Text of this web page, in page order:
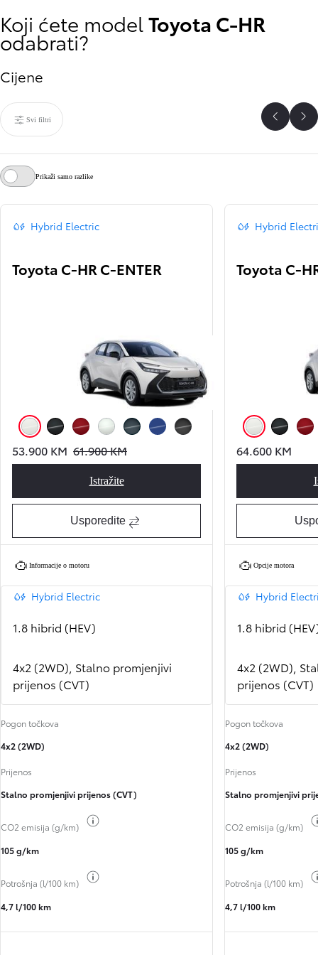
Koji ćete modelToyota C-HR
odabrati?
Cijene
Svi filtri Scroll
Prikaži samo razlike
Hybrid Electric
Toyota C-HR C-ENTER
Bijela Pure (040)
53.900 KM 61.900 KM
IstražiteToyota C-HR C-ENTER
Usporedite
Informacije o motoru
Hybrid Electric
1.8 hibrid (HEV)
4x2 (2WD), Stalno promjenjivi
prijenos (CVT)
Pogon točkova
4x2 (2WD)
Prijenos
Stalno promjenjivi prijenos (CVT)
CO2 emisija (g/km)
105 g/km
Potrošnja (l/100 km)
4,7 l/100 km
Hybrid
Toyota C-
Bijela Pure (040)
64.600 KM
Opcije motora
Hybrid
1.8 hibrid
4x2 (2WD),
prijenos (CVT)
Pogon točkova
4x2 (2WD)
Prijenos
Stalno promjenjivi
CO2 emisija (g/km)
105 g/km
Potrošnja (l/100 km)
4,7 l/100 km